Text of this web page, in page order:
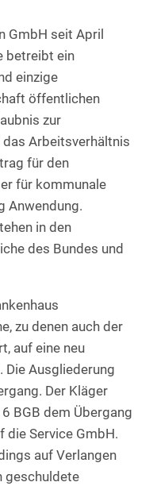
GmbH seit April
betreibt ein
einzige
öffentlichen
zur
Arbeitsverhältnis
für den
für kommunale
Anwendung.
in den
des Bundes und
zu denen auch der
auf eine neu
Die Ausgliederung
Der Kläger
BGB dem Übergang
die Service GmbH.
auf Verlangen
geschuldete